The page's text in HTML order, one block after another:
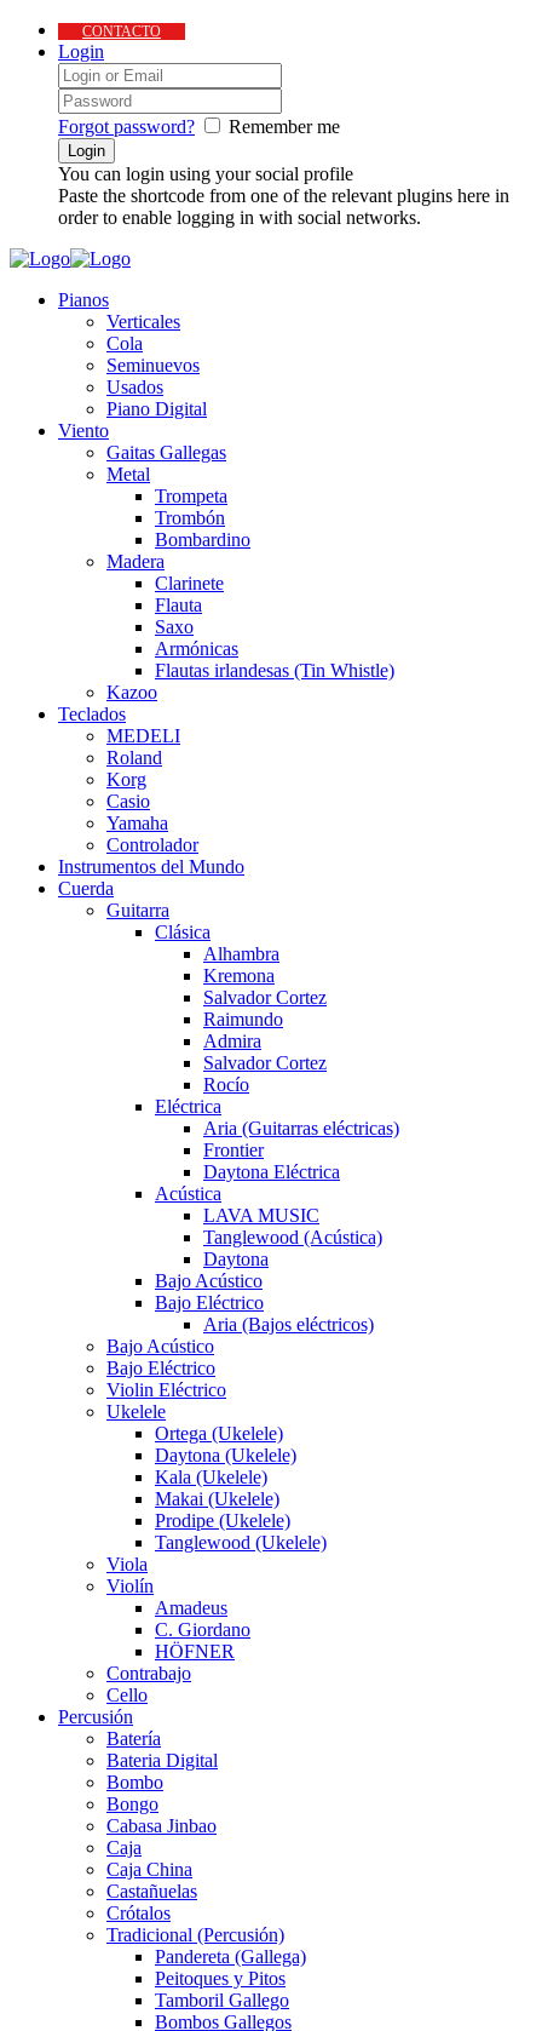
CONTACTO
Login
Forgot password? Remember me
You can login using your social profile
Paste the shortcode from one of the relevant plugins here in
order to enable logging in with social networks.
Pianos
Verticales
Cola
Seminuevos
Usados
Piano Digital
Viento
Gaitas Gallegas
Metal
Trompeta
Trombón
Bombardino
Madera
Clarinete
Flauta
Saxo
Armónicas
Flautas irlandesas (Tin Whistle)
Kazoo
Teclados
MEDELI
Roland
Korg
Casio
Yamaha
Controlador
Instrumentos del Mundo
Cuerda
Guitarra
Clásica
Alhambra
Kremona
Salvador Cortez
Raimundo
Admira
Salvador Cortez
Rocío
Eléctrica
Aria (Guitarras eléctricas)
Frontier
Daytona Eléctrica
Acústica
LAVA MUSIC
Tanglewood (Acústica)
Daytona
Bajo Acústico
Bajo Eléctrico
Aria (Bajos eléctricos)
Bajo Acústico
Bajo Eléctrico
Violin Eléctrico
Ukelele
Ortega (Ukelele)
Daytona (Ukelele)
Kala (Ukelele)
Makai (Ukelele)
Prodipe (Ukelele)
Tanglewood (Ukelele)
Viola
Violín
Amadeus
C. Giordano
HÖFNER
Contrabajo
Cello
Percusión
Batería
Bateria Digital
Bombo
Bongo
Cabasa Jinbao
Caja
Caja China
Castañuelas
Crótalos
Tradicional (Percusión)
Pandereta (Gallega)
Peitoques y Pitos
Tamboril Gallego
Bombos Gallegos